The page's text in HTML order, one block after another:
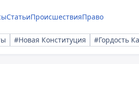
СтатьиПроисшествияПраво
#Новая Конституция #Гордость